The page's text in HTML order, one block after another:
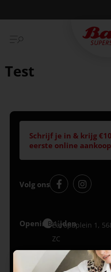
Betaal achteraf met Klarna
Test
Schrijf je in & krijg
eerste online
Volg ons
Openingstijden
Best
Europaplein 1,
ZC